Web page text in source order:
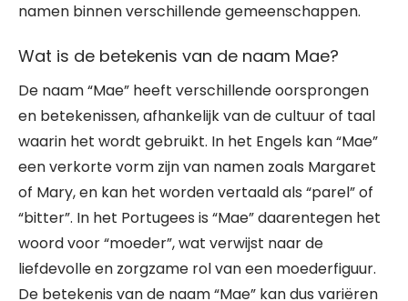
namen binnen verschillende gemeenschappen.
Wat is de betekenis van de naam Mae?
De naam “Mae” heeft verschillende oorsprongen
en betekenissen, afhankelijk van de cultuur of taal
waarin het wordt gebruikt. In het Engels kan “Mae”
een verkorte vorm zijn van namen zoals Margaret
of Mary, en kan het worden vertaald als “parel” of
“bitter”. In het Portugees is “Mae” daarentegen het
woord voor “moeder”, wat verwijst naar de
liefdevolle en zorgzame rol van een moederfiguur.
De betekenis van de naam “Mae” kan dus variëren